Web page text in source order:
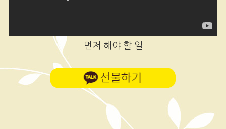
먼저 해야 할 일